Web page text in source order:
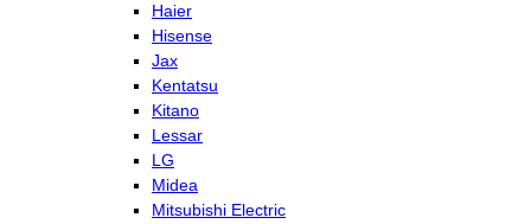
Haier
Hisense
Jax
Kentatsu
Kitano
Lessar
LG
Midea
Mitsubishi Electric